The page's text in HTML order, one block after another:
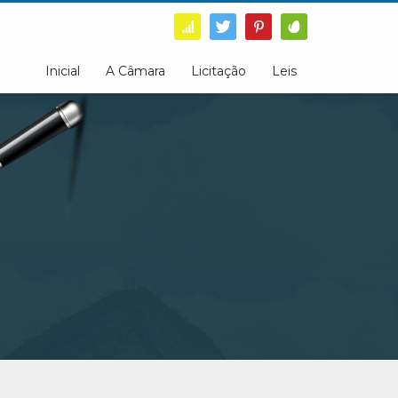
Inicial A Câmara Licitação Leis